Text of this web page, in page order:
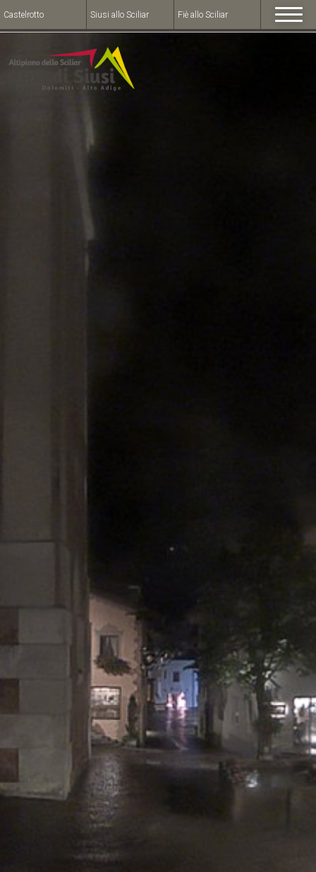
Castelrotto Siusi allo Sciliar Fiè allo Sciliar